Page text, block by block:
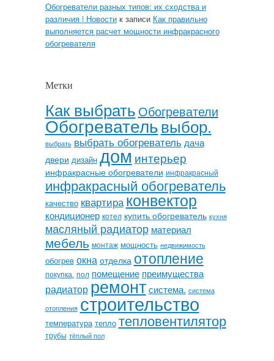
Обогреватели разных типов: их сходства и
различия | Новостик записи Как правильно
выполняется расчет мощности инфракрасного
обогревателя
Метки
Как выбрать Обогреватели
Обогревательвыбор.
выбрать выбрать обогреватель дача
двери дизайн дом интерьер
инфракрасные обогреватели инфракрасный
инфракрасный обогреватель
качество квартираконвектор
кондиционер котел купить обогреватель кухня
масляный радиатор материал
мебель монтаж мощность недвижимость
обогрев окна отделка отопление
покупка. пол помещение преимущества
радиатор ремонт система. система
отопления строительство
температура тепло тепловентилятор
трубы тёплый пол